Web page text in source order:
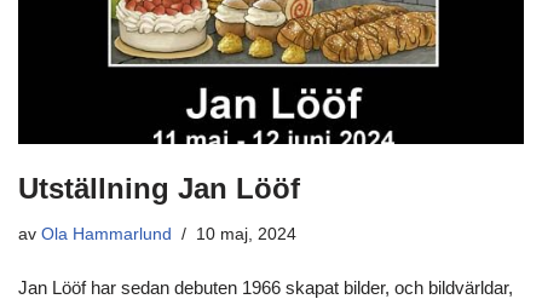
Utställning Jan Lööf
av Ola Hammarlund 10 maj, 2024
Jan Lööf har sedan debuten 1966 skapat bilder, och bildvärldar,